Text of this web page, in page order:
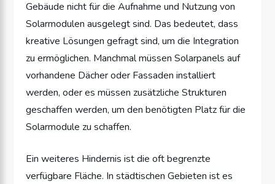
Gebäude nicht für die Aufnahme und Nutzung von
Solarmodulen ausgelegt sind. Das bedeutet, dass
kreative Lösungen gefragt sind, um die Integration
zu ermöglichen. Manchmal müssen Solarpanels auf
vorhandene Dächer oder Fassaden installiert
werden, oder es müssen zusätzliche Strukturen
geschaffen werden, um den benötigten Platz für die
Solarmodule zu schaffen.
Ein weiteres Hindernis ist die oft begrenzte
verfügbare Fläche. In städtischen Gebieten ist es